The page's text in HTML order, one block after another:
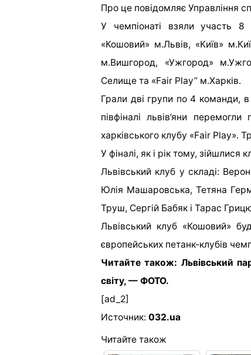
Про це повідомляє Управління
У чемпіонаті взяли участь 8
«Кошовий» м.Львів, «Київ»
м.Вишгород, «Ужгород»
Селище та «Fair Play” м.Харків.
Грали дві групи по 4 команди,
півфіналі львів’яни
харківського клубу «Fair Play».
У фіналі, як і рік тому, зійшлися
Львівський клуб у складі:
Юлія Машаровська, Тетяна
Труш, Сергій Бабяк і Тарас
Львівський клуб «Кошовий»
європейських петанк-клубів
Читайте також: Львівський
світу, — ФОТО.
[ad_2]
Источник: 032.ua
Читайте також